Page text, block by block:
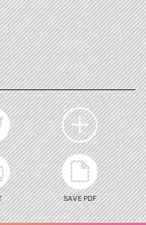
SAVE PDF